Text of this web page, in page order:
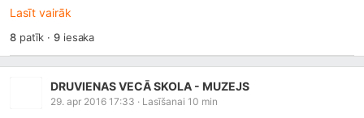
Lasīt vairāk
8patīk ·9iesaka
DRUVIENAS VECĀ SKOLA - MUZEJS
29. apr 2016 17:33 · Lasīšanai 10 min